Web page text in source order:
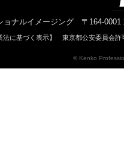
ョナルイメージング 〒164-
法に基づく表示】 東京都公安委員会
© Kenko